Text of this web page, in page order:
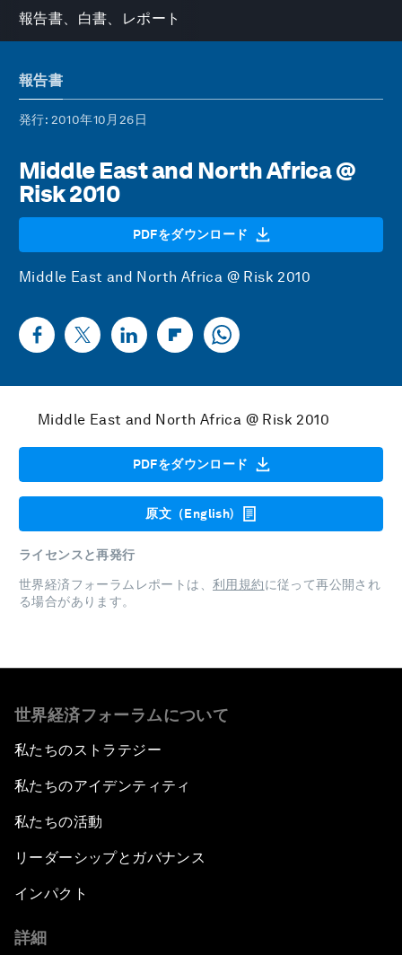
報告書、白書、レポート
報告書
発行: 2010年10月26日
Middle East and North Africa @
Risk 2010
PDFをダウンロード
Middle East and North Africa @ Risk 2010
Middle East and North Africa @ Risk 2010
PDFをダウンロード
原文（English)
ライセンスと再発行
世界経済フォーラムレポートは、 利用規約に従って再公開され
る場合があります。
世界経済フォーラムについて
私たちのストラテジー
私たちのアイデンティティ
私たちの活動
リーダーシップとガバナンス
インパクト
詳細